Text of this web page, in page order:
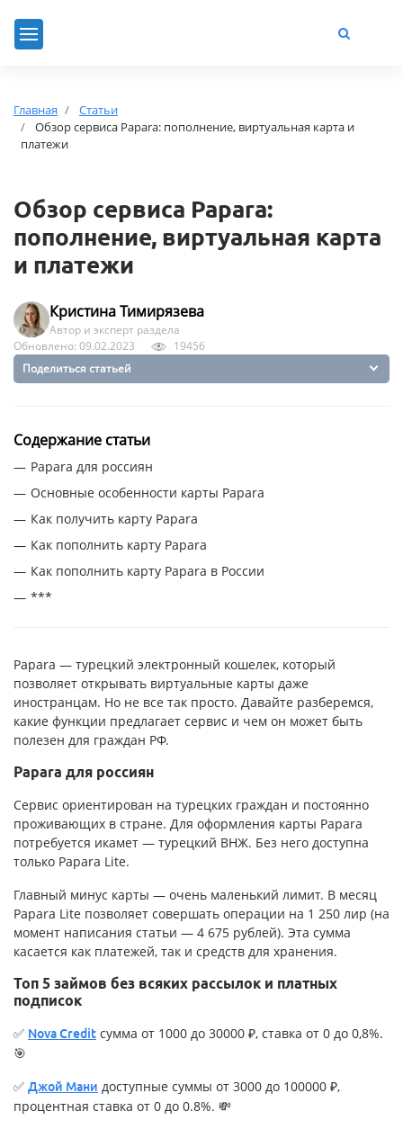
Главная
Статьи
Обзор сервиса Papara: пополнение, виртуальная карта и
платежи
Обзор сервиса Papara:
пополнение, виртуальная карта
и платежи
Кристина Тимирязева
Автор и эксперт раздела
Обновлено: 09.02.2023
19456
Поделиться статьей
Содержание статьи
Papara для россиян
Основные особенности карты Papara
Как получить карту Papara
Как пополнить карту Papara
Как пополнить карту Papara в России
***
Papara — турецкий электронный кошелек, который
позволяет открывать виртуальные карты даже
иностранцам. Но не все так просто. Давайте разберемся,
какие функции предлагает сервис и чем он может быть
полезен для граждан РФ.
Papara для россиян
Сервис ориентирован на турецких граждан и постоянно
проживающих в стране. Для оформления карты Papara
потребуется икамет — турецкий ВНЖ. Без него доступна
только Papara Lite.
Главный минус карты — очень маленький лимит. В месяц
Papara Lite позволяет совершать операции на 1 250 лир (на
момент написания статьи — 4 675 рублей). Эта сумма
касается как платежей, так и средств для хранения.
Топ 5 займов без всяких рассылок и платных
подписок
✅ Nova Credit сумма от 1000 до 30000 ₽, ставка от 0 до 0,8%.
🎯
✅ Джой Мани доступные суммы от 3000 до 100000 ₽,
процентная ставка от 0 до 0.8%. 💸